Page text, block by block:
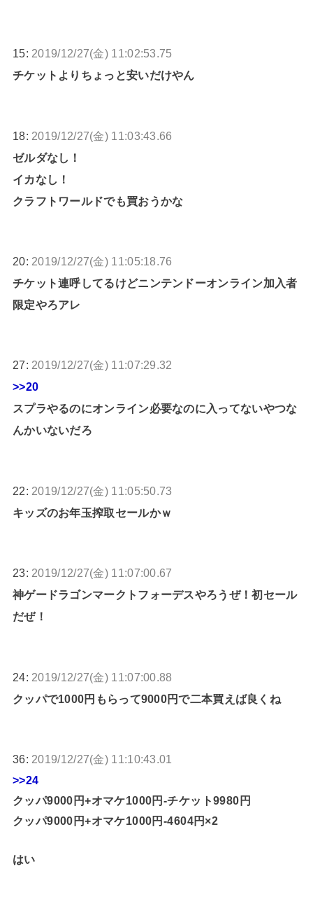
15: 2019/12/27(金) 11:02:53.75
チケットよりちょっと安いだけやん
18: 2019/12/27(金) 11:03:43.66
ゼルダなし！
イカなし！
クラフトワールドでも買おうかな
20: 2019/12/27(金) 11:05:18.76
チケット連呼してるけどニンテンドーオンライン加入者
限定やろアレ
27: 2019/12/27(金) 11:07:29.32
>>20
スプラやるのにオンライン必要なのに入ってないやつな
んかいないだろ
22: 2019/12/27(金) 11:05:50.73
キッズのお年玉搾取セールかｗ
23: 2019/12/27(金) 11:07:00.67
神ゲードラゴンマークトフォーデスやろうぜ！初セール
だぜ！
24: 2019/12/27(金) 11:07:00.88
クッパで1000円もらって9000円で二本買えば良くね
36: 2019/12/27(金) 11:10:43.01
>>24
クッパ9000円+オマケ1000円-チケット9980円
クッパ9000円+オマケ1000円-4604円×2
はい